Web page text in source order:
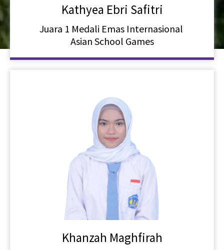
Kathyea Ebri Safitri
Juara 1 Medali Emas Internasional
Asian School Games
Khanzah Maghfirah